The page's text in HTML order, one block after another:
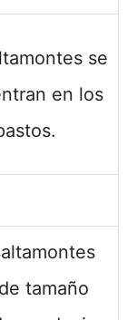
se
en los
tamaño